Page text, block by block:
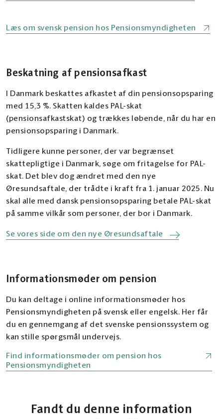
Læs om svensk pension hos Pensionsmyndigheten
Beskatning af pensionsafkast
I Danmark beskattes afkastet af din pensionsopsparing
med 15,3 %. Skatten kaldes PAL-skat
(pensionsafkastskat) og trækkes løbende, når du har en
pensionsopsparing i Danmark.
Tidligere kunne personer, der var begrænset
skattepligtige i Danmark, søge om fritagelse for PAL-
skat. Det blev dog ændret med den nye
Øresundsaftale, der trådte i kraft fra 1. januar 2025. Nu
skal alle med dansk pensionsopsparing betale PAL-skat
på samme vilkår som personer, der bor i Danmark.
Se vores side om den nye Øresundsaftale
Informationsmøder om pension
Du kan deltage i online informationsmøder hos
Pensionsmyndigheten på svensk eller engelsk. Her får
du en gennemgang af det svenske pensionssystem og
kan stille spørgsmål undervejs.
Find informationsmøder om pension hos
Pensionsmyndigheten
Fandt du denne information